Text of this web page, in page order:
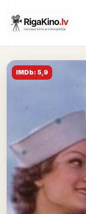
IMDb: 5,9